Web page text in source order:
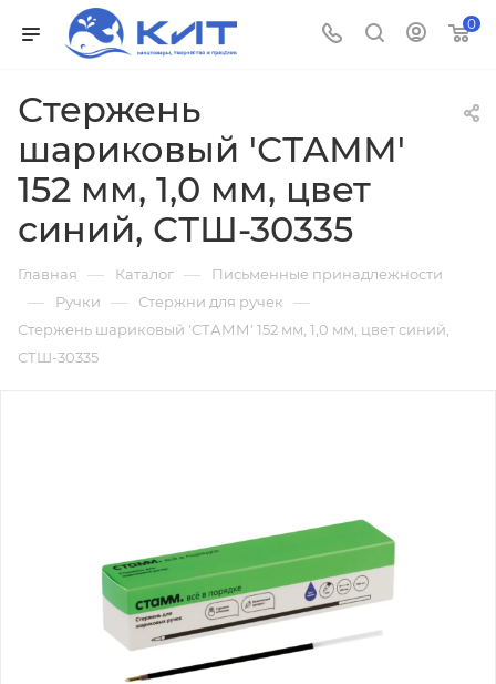
0
Стержень
шариковый 'СТАММ'
152 мм, 1,0 мм, цвет
синий, СТШ-30335
Главная — Каталог — Письменные принадлежности
— Ручки — Стержни для ручек —
Стержень шариковый 'СТАММ' 152 мм, 1,0 мм, цвет синий,
СТШ-30335